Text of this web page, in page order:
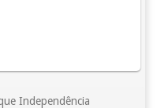
Independência